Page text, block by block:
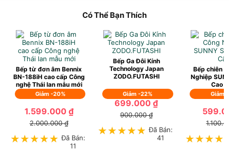
Có Thể Bạn Thích
Giảm -20%
Bếp từ đơn âm Bennix
BN-188iH cao cấp Công
nghệ Thái lan mẫu mới
1.599.000 ₫
2.000.000 ₫
★★★★★
★★★★★ Đã Bán:
11
Giảm -22%
Bếp Ga Đôi Kính
Technology Japan
ZODO.FUTASHI
699.000 ₫
900.000 ₫
★★★★★
★★★★★ Đã Bán:
41
Giảm
Bếp chiên
Nghiệp
Cao